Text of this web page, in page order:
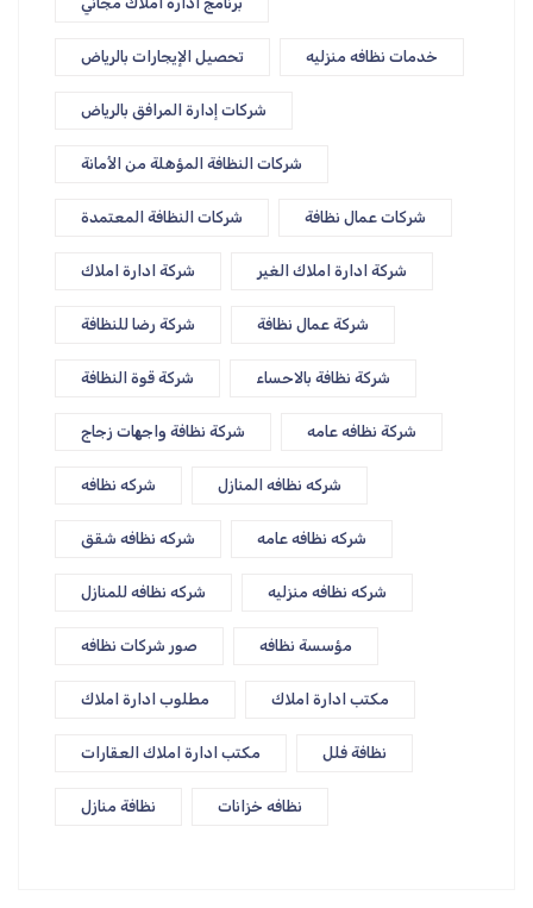
تحصيل الإيجارات بالرياض خدمات نظافه منزليه
شركات إدارة المرافق بالرياض
شركات النظافة المؤهلة من الأمانة
شركات النظافة المعتمدة شركات عمال نظافة
شركة ادارة املاك شركة ادارة املاك الغير
شركة رضا للنظافة شركة عمال نظافة
شركة قوة النظافة شركة نظافة بالاحساء
شركة نظافة واجهات زجاج شركة نظافه عامه
شركه نظافه شركه نظافه المنازل
شركه نظافه شقق شركه نظافه عامه
شركه نظافه للمنازل شركه نظافه منزليه
صور شركات نظافه مؤسسة نظافه
مطلوب ادارة املاك مكتب ادارة املاك
مكتب ادارة املاك العقارات نظافة فلل
نظافة منازل نظافه خزانات